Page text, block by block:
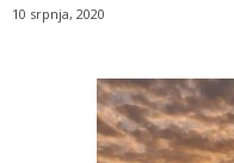
10 srpnja, 2020